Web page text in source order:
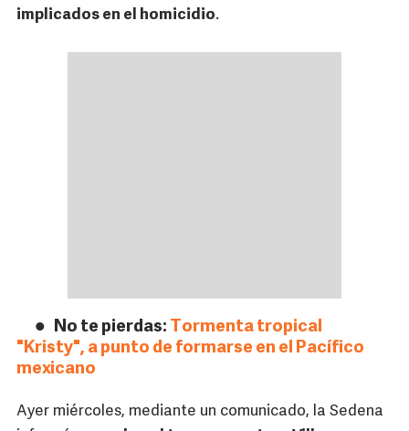
implicados en el homicidio.
No te pierdas: Tormenta tropical
"Kristy", a punto de formarse en el Pacífico
mexicano
Ayer miércoles, mediante un comunicado, la Sedena